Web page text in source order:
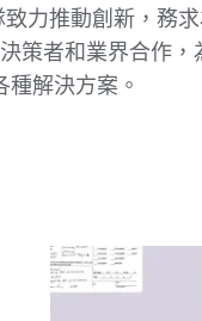
力​推動​創新，​務
策者​和業界​合作
種​解決​方案。